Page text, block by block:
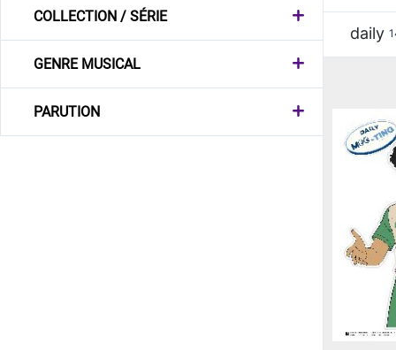
COLLECTION / SÉRIE
GENRE MUSICAL
PARUTION
daily